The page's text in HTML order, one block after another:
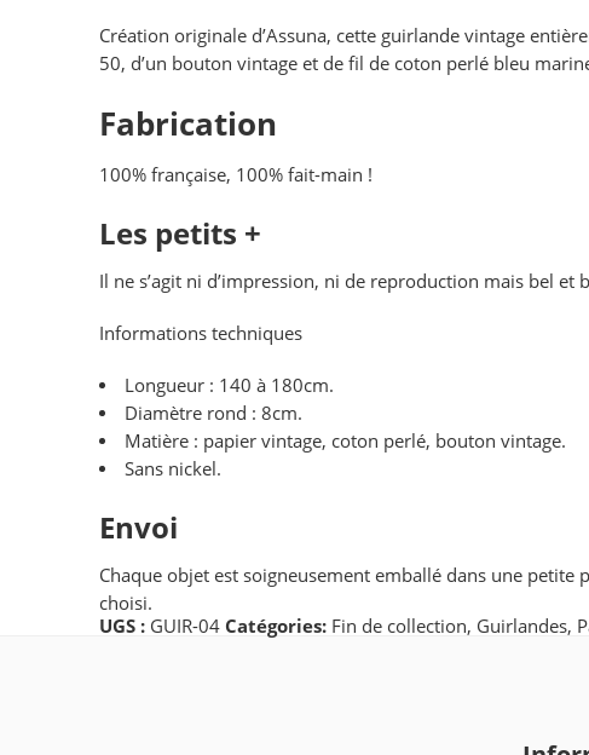
Création originale d’Assuna, cette guirlande vintage
50, d’un bouton vintage et de fil de coton perlé bleu
Fabrication
100% française, 100% fait-main !
Les petits +
Il ne s’agit ni d’impression, ni de reproduction mais bel
Informations techniques
Longueur : 140 à 180cm.
Diamètre rond : 8cm.
Matière : papier vintage, coton perlé, bouton vintage.
Sans nickel.
Envoi
Chaque objet est soigneusement emballé dans une
choisi.
UGS : GUIR-04 Catégories: Fin de collection, Guirlandes,